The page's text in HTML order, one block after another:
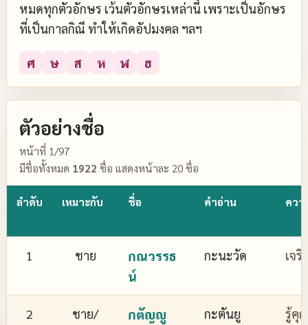
หมดทุกตัวอักษร เว้นตัวอักษรเหล่านี้ เพราะเป็นอักษร
ที่เป็นกาลกิณี ทำให้เกิดอัปมงคล ฯลฯ
ศ ษ ส ห ฬ ฮ
ตัวอย่างชื่อ
หน้าที่ 1/97
มีชื่อทั้งหมด 1922 ชื่อ แสดงหน้าละ 20 ชื่อ
ลำดับ เหมาะกับ ชื่อ คำอ่าน คว
1 ชาย
กณวรรธ
น์
กะนะวัด เจ
2
ชาย/
กตัญญู กะตันยู รู้คุ